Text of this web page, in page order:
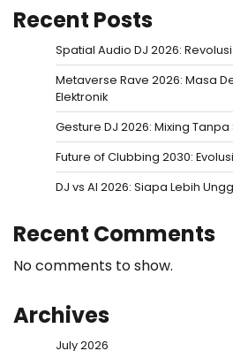
Recent Posts
Spatial Audio DJ 2026:
Metaverse Rave 2026: Masa
Elektronik
Gesture DJ 2026: Mixing
Future of Clubbing 2030:
DJ vs AI 2026: Siapa Lebih
Recent Comments
No comments to show.
Archives
July 2026